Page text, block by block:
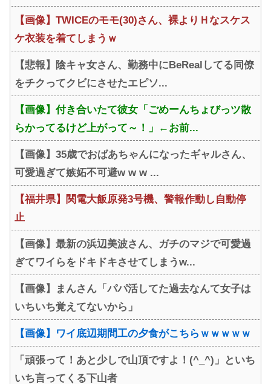
【画像】TWICEのモモ(30)さん、裸よりＨなスケス
ケ衣装を着てしまうｗ
【悲報】陰キャ女さん、勤務中にBeRealしてる同僚
をチクってクビにさせたエピソ...
【画像】付き合いたて彼女「ごめーんちょびっツ散
らかってるけど上がって～！」←お前...
【画像】35歳でおばあちゃんになったギャルさん、
可愛過ぎて嫉妬不可避w w w ...
【福井県】関電大飯原発3号機、警報作動し自動停
止
【画像】最新の浜辺美波さん、ガチのマジで可愛過
ぎてワイらをドキドキさせてしまうw...
【画像】まんさん「パパ活してた過去なんて女子は
いちいち覚えてないから」
【画像】ワイ底辺期間工の夕食がこちらｗｗｗｗｗ
「頑張って！あと少しで山頂ですよ！(^_^)」といち
いち言ってくる下山者